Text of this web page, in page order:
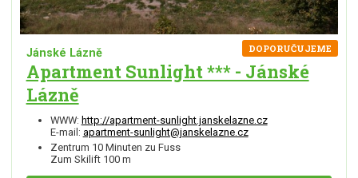
Jánské Lázně
Apartment Sunlight *** - Jánské
Lázně
DOPORUČUJEME
WWW: http://apartment-sunlight.janskelazne.cz
E-mail: apartment-sunlight@janskelazne.cz
Zentrum 10 Minuten zu Fuss
Zum Skilift 100 m